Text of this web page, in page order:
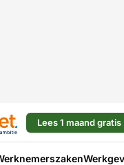
Lees 1 maand gratis